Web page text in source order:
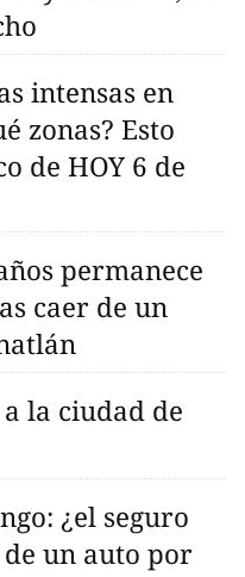
intensas en
zonas? Esto
de HOY 6 de
permanece
caer de un
la ciudad de
¿el seguro
un auto por